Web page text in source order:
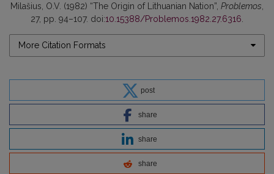
Milašius, O.V. (1982) “The Origin of Lithuanian Nation”, Problemos
27, pp. 94–107. doi:10.15388/Problemos.1982.27.6316
More Citation Formats
post
share
share
share